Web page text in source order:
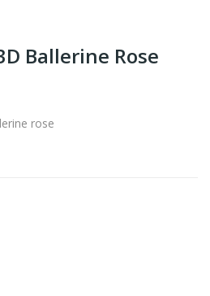
Ballerine Rose
rose